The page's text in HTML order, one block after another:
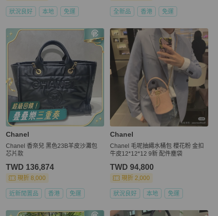
狀況良好 本地 免運 全新品 香港 免運
Chanel
Chanel 香奈兒 黑色23B羊皮沙灘包
芯片款
TWD 136,874
現折 8,000
近新閒置品 香港 免運
Chanel
Chanel 毛呢抽繩水桶包 櫻花粉 金扣
牛皮12*12*12 9新 配件塵袋
TWD 94,800
現折 2,000
狀況良好 本地 免運